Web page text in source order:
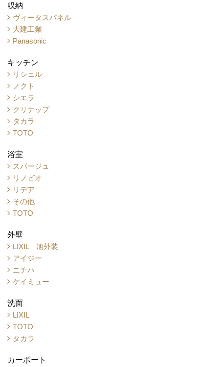
収納
ヴィータスパネル
大建工業
Panasonic
キッチン
リシェル
ノクト
シエラ
クリナップ
タカラ
TOTO
浴室
スパージュ
リノビオ
リデア
その他
TOTO
外壁
LIXIL 旭外装
アイジー
ニチハ
ケイミュー
洗面
LIXIL
TOTO
タカラ
カーポート